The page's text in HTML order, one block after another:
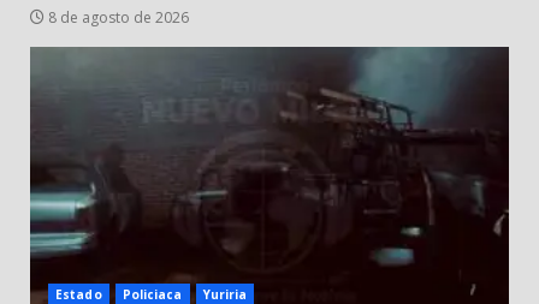
8 de agosto de 2026
Estado Policiaca Yuriria